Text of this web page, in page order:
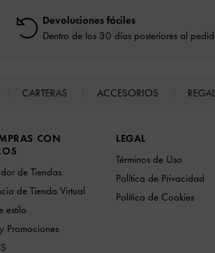
Devoluciones fáciles
Dentro de los 30 días posteriores al
CARTERAS ACCESORIOS
CON
de Tiendas
de Tienda Virtual
estilo
Promociones
LEGAL
Términos de Uso
Política de Privacidad
Política de Cookies